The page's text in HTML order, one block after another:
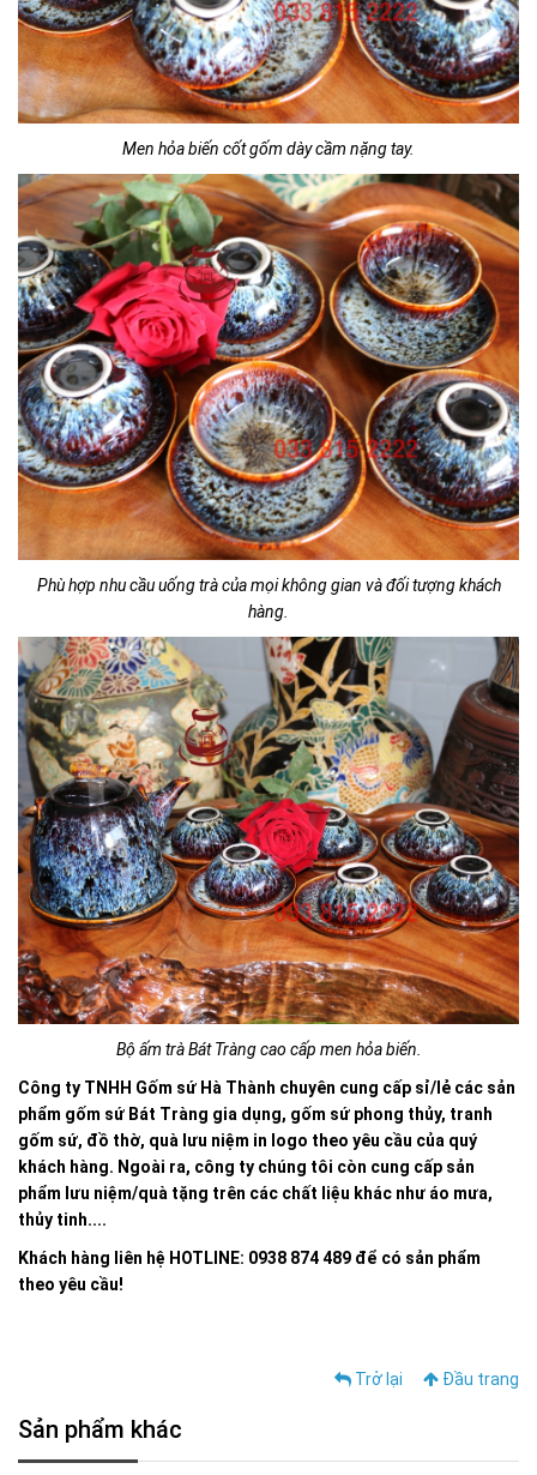
Men hỏa biến cốt gốm dày cầm nặng tay.
Phù hợp nhu cầu uống trà của mọi không gian và đối tượng khách
hàng.
Bộ ấm trà Bát Tràng cao cấp men hỏa biến.
Công ty TNHH Gốm sứ Hà Thành chuyên cung cấp sỉ/lẻ các sản
phẩm gốm sứ Bát Tràng gia dụng, gốm sứ phong thủy, tranh
gốm sứ, đồ thờ, quà lưu niệm in logo theo yêu cầu của quý
khách hàng. Ngoài ra, công ty chúng tôi còn cung cấp sản
phẩm lưu niệm/quà tặng trên các chất liệu khác như áo mưa,
thủy tinh....
Khách hàng liên hệ HOTLINE: 0938 874 489 để có sản phẩm
theo yêu cầu!
Trở lại Đầu trang
Sản phẩm khác